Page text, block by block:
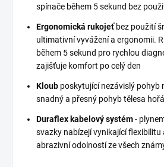
spínače během 5 sekund bez
Ergonomická rukojeť bez použití
ultimativní vyvážení a ergonomii.
během 5 sekund pro rychlou
zajišťuje komfort po celý den
Kloub poskytující nezávislý pohyb
snadný a přesný pohyb tělesa
Duraflex kabelový systém-
svazky nabízejí vynikající flexibilitu
abrazivní odolností ze všech